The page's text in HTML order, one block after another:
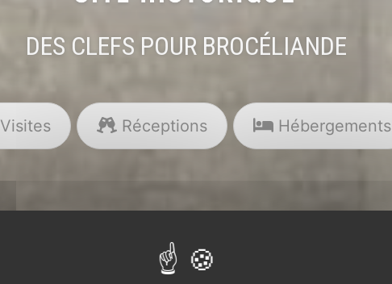
DES CLEFS POUR BROCÉLIANDE
Visites Réceptions Hébergements